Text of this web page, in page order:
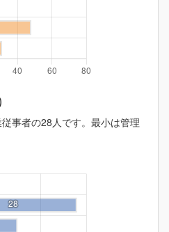
事者の28人です。最小は管理